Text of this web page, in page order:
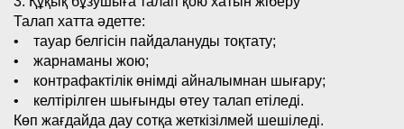
Талап хатта әдетте:
• тауар белгісін пайдалануды тоқтату;
• жарнаманы жою;
• контрафактілік өнімді айналымнан шығару;
• келтірілген шығынды өтеу талап етіледі.
Көп жағдайда дау сотқа жеткізілмей шешіледі.